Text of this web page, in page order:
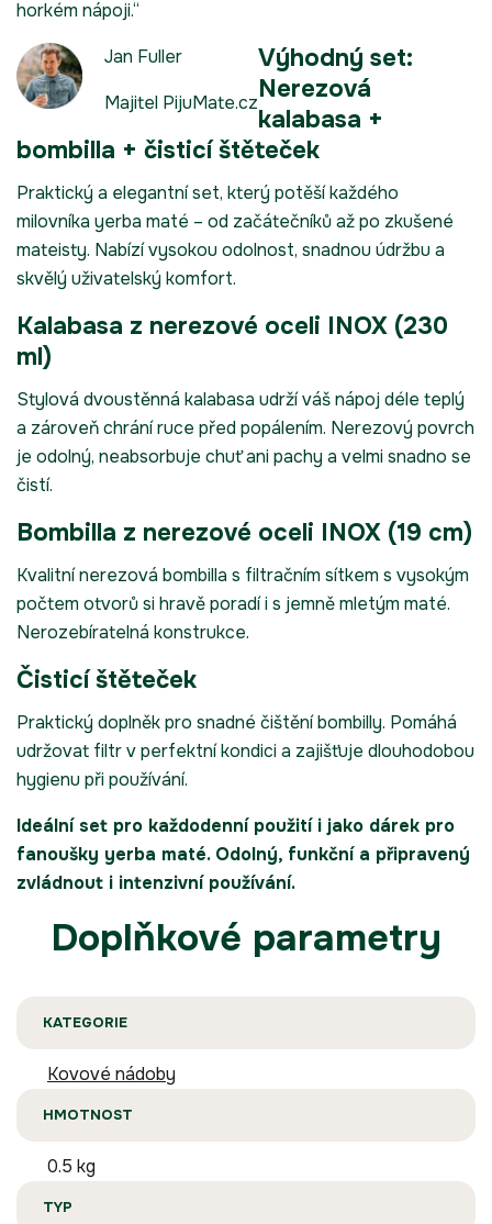
horkém nápoji.“
Jan Fuller
Majitel PijuMate.cz
Výhodný set:
Nerezová
kalabasa +
bombilla + čisticí štěteček
Praktický a elegantní set, který potěší každého
milovníka yerba maté – od začátečníků až po zkušené
mateisty. Nabízí vysokou odolnost, snadnou údržbu a
skvělý uživatelský komfort.
Kalabasa z nerezové oceli INOX (230
ml)
Stylová dvoustěnná kalabasa udrží váš nápoj déle teplý
a zároveň chrání ruce před popálením. Nerezový povrch
je odolný, neabsorbuje chuť ani pachy a velmi snadno se
čistí.
Bombilla z nerezové oceli INOX (19 cm)
Kvalitní nerezová bombilla s filtračním sítkem s vysokým
počtem otvorů si hravě poradí i s jemně mletým maté.
Nerozebíratelná konstrukce.
Čisticí štěteček
Praktický doplněk pro snadné čištění bombilly. Pomáhá
udržovat filtr v perfektní kondici a zajišťuje dlouhodobou
hygienu při používání.
Ideální set pro každodenní použití i jako dárek pro
fanoušky yerba maté. Odolný, funkční a připravený
zvládnout i intenzivní používání.
Doplňkové parametry
KATEGORIE
Kovové nádoby
HMOTNOST
0.5 kg
TYP